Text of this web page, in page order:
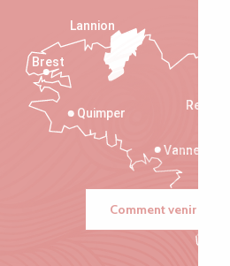
Rennes
Vannes
Quimper
Lannion
Brest
Comment venir ?